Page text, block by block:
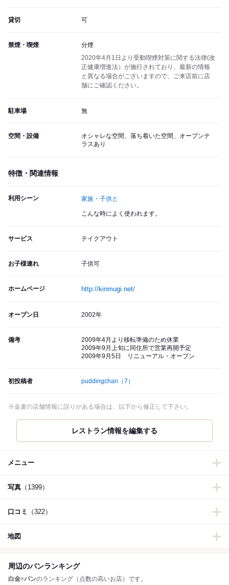
貸切 可
禁煙・喫煙
分煙
2020年4月1日より受動喫煙対策に関する法律(改
正健康増進法）が施行されており、最新の情報
と異なる場合がございますので、ご来店前に店
舗にご確認ください。
駐車場 無
空間・設備
オシャレな空間、落ち着いた空間、オープンテ
ラスあり
特徴・関連情報
利用シーン 家族・子供と
こんな時によく使われます。
サービス テイクアウト
お子様連れ 子供可
ホームページ http://kinmugi.net/
オープン日 2002年
備考
2009年4月より移転準備のため休業
2009年9月上旬に同住所で営業再開予定
2009年9月5日 リニューアル・オープン
初投稿者 puddingchan （7）
※金麦の店舗情報に誤りがある場合は、以下から修正して下さい。
レストラン情報を編集する
メニュー
写真 （1399）
口コミ （322）
地図
周辺のパンランキング
白金×パンのランキング（点数の高いお店）です。